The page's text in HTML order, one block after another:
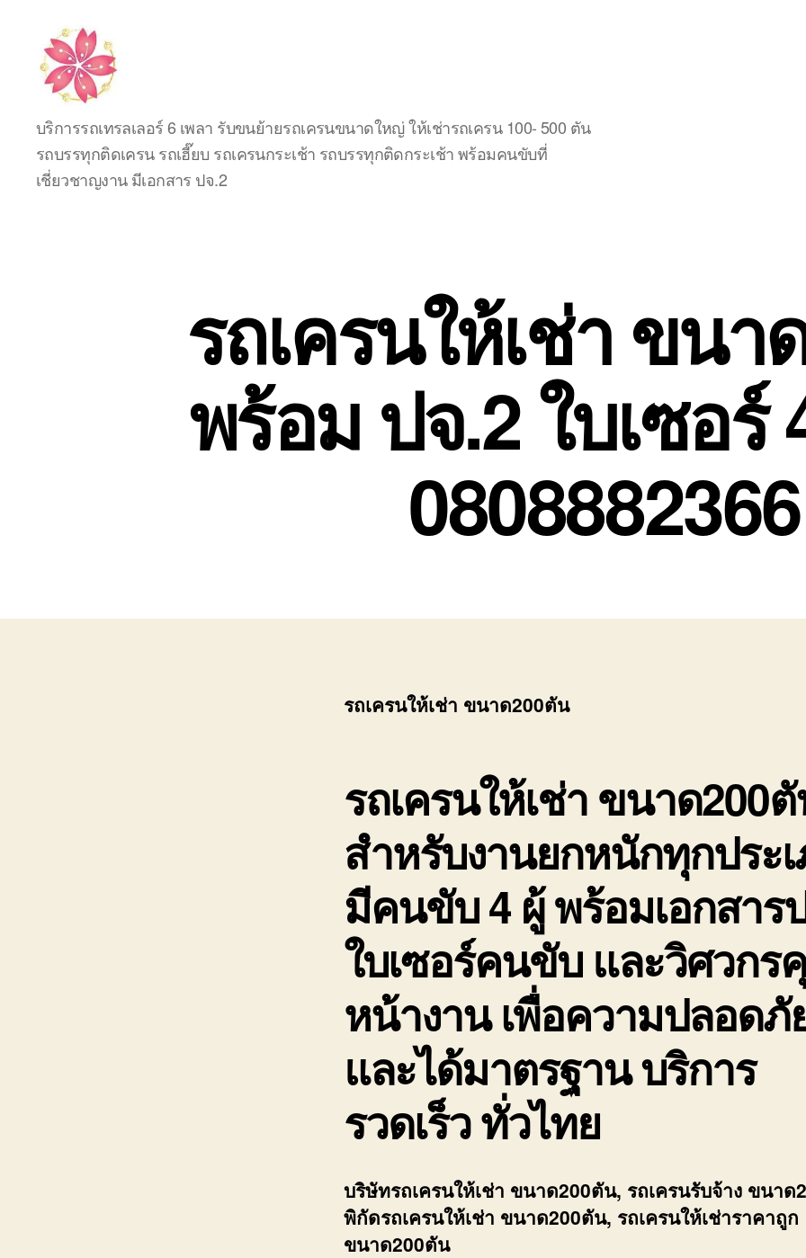
รับจ้าง
ขน
ย้าย
รถ
เครน
บริการรถเทรลเลอร์ 6 เพลา รับขนย้ายรถเครนขนาดใหญ่ ให้เช่ารถเครน 100- 500 ตัน
รถบรรทุกติดเครน รถเฮี๊ยบ รถเครนกระเช้า รถบรรทุกติดกระเช้า พร้อมคนขับที่
เชี่ยวชาญงาน มีเอกสาร ปจ.2
รถเครนให้เช่า ขน
พร้อม ปจ.2 ใบเซอร์
0808882366
รถเครนให้เช่า ขนาด200ตัน
รถเครนให้เช่า ขนาด200
สำหรับงานยกหนักทุกประ
มีคนขับ 4 ผู้ พร้อมเอกสาร
ใบเซอร์คนขับ และวิศวกร
หน้างาน เพื่อความปลอดภั
และได้มาตรฐาน บริการ
รวดเร็ว ทั่วไทย
บริษัทรถเครนให้เช่า ขนาด200ตัน, รถเครนรับจ้าง ขนาด
พิกัดรถเครนให้เช่า ขนาด200ตัน, รถเครนให้เช่าราคาถูก
ขนาด200ตัน